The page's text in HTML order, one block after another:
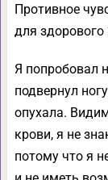
Противное
для здорового
Я попробовал
подвернул
опухала.
крови, я не
потому что я